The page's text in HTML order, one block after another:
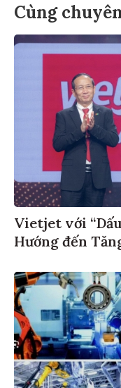
Cùng
Vietjet với
Hướng đến